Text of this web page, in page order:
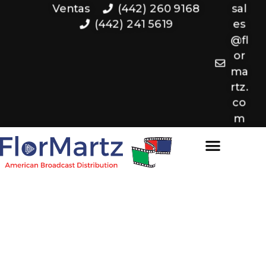
Ventas
(442) 260 9168
(442) 241 5619
sal
es
@fl
or
ma
rtz.
co
m